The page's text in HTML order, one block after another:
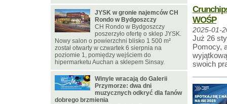
WOŚP
2025-01-
Już 26
Pomocy,
swoich
JYSK w gronie najemców CH
Rondo w Bydgoszczy
CH Rondo w Bydgoszczy
poszerzyło ofertę o sklep JYSK.
Nowy salon o powierzchni blisko 1 500 m²
został otwarty w czwartek 6 sierpnia na
poziomie 1, pomiędzy wejściem do
hipermarketu Auchan a sklepem Sinsay.
Winyle wracają do Galerii
Przymorze: dwa dni
muzycznych odkryć dla fanów
dobrego brzmienia